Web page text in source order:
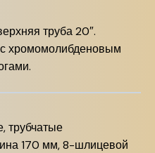
труба 20″.
хромомолибденовым
трубчатые
170 мм, 8-шлицевой